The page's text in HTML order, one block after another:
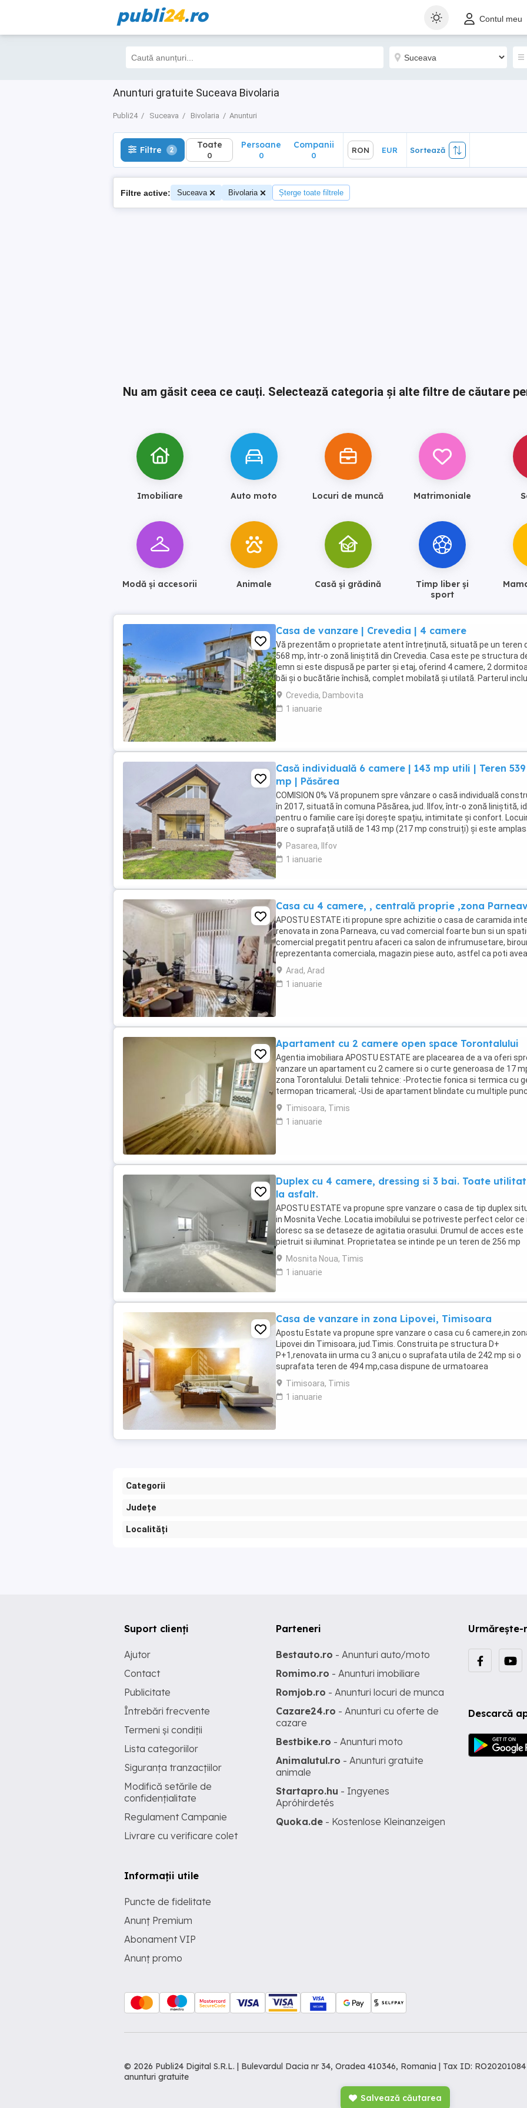
publi24.ro Contul meu
Anunturi gratuite Suceava Bivolaria
Publi24 Suceava Bivolaria Anunturi
Filtre 2 Toate
0
Sortează
Filtre 2 Toate
0
Persoane
0
Companii
0
RON EUR Sortează
Filtre active: Suceava Bivolaria Șterge toate filtrele
Nu am găsit ceea ce cauți. Selectează categoria și alte filtre de căutare
Imobiliare Auto moto Locuri de muncă Matrimoniale
Modă și accesorii Animale Casă și grădină
Timp liber și
sport
Casa de vanzare | Crevedia | 4 camere
Vă prezentăm o proprietate atent întreținută, situată pe un teren
568 mp, într-o zonă liniștită din Crevedia. Casa este pe structura
lemn si este dispusă pe parter și etaj, oferind 4 camere, 2
băi și o bucătărie închisă, complet mobilată și utilată. Parterul
livingul spațios, ...
Crevedia, Dambovita
1 ianuarie
Casă individuală 6 camere | 143 mp utili | Teren 539
mp | Păsărea
COMISION 0% Vă propunem spre vânzare o casă individuală
în 2017, situată în comuna Păsărea, jud. Ilfov, într-o zonă liniștită,
pentru o familie care își dorește spațiu, intimitate și confort.
are o suprafață utilă de 143 mp (217 mp construiți) și este
pe un teren ...
Pasarea, Ilfov
1 ianuarie
Casa cu 4 camere, , centrală proprie ,zona
APOSTU ESTATE iti propune spre achizitie o casa de caramida
renovata in zona Parneava, cu vad comercial foarte bun si un
comercial pregatit pentru afaceri ca salon de infrumusetare,
reprezentanta comerciala, magazin piese auto, astfel ca poti avea
atat o lucuinta cat si o afacere ...
Arad, Arad
1 ianuarie
Apartament cu 2 camere open space Torontalului
Agentia imobiliara APOSTU ESTATE are placearea de a va oferi
vanzare un apartament cu 2 camere si o curte generoasa de 17
zona Torontalului. Detalii tehnice: -Protectie fonica si termica cu
termopan tricameral; -Usi de apartament blindate cu multiple
de închidere; -Peretii exteriori ...
Timisoara, Timis
1 ianuarie
Duplex cu 4 camere, dressing si 3 bai. Toate
la asfalt.
APOSTU ESTATE va propune spre vanzare o casa de tip duplex
in Mosnita Veche. Locatia imobilului se potriveste perfect celor ce
doresc sa se detaseze de agitatia orasului. Drumul de acces este
pietruit si iluminat. Proprietatea se intinde pe un teren de 256 mp
imprejmuit cu gard de beton. Imobilul ...
Mosnita Noua, Timis
1 ianuarie
Casa de vanzare in zona Lipovei, Timisoara
Apostu Estate va propune spre vanzare o casa cu 6 camere,in
Lipovei din Timisoara, jud.Timis. Construita pe structura D+
P+1,renovata iin urma cu 3 ani,cu o suprafata utila de 242 mp si o
suprafata teren de 494 mp,casa dispune de urmatoarea
compartimentare: Demisol: -camera tehnica Parter: -curte ...
Timisoara, Timis
1 ianuarie
Categorii
Județe
Localități
Salvează căutarea
Urmărește-
Descarcă
Suport clienți
Ajutor
Contact
Publicitate
Întrebări frecvente
Termeni și condiții
Lista categoriilor
Siguranța tranzacțiilor
Modifică setările de
confidențialitate
Regulament Campanie
Livrare cu verificare colet
Informații utile
Puncte de fidelitate
Anunț Premium
Abonament VIP
Anunț promo
Parteneri
Bestauto.ro - Anunturi auto/moto
Romimo.ro - Anunturi imobiliare
Romjob.ro - Anunturi locuri de munca
Cazare24.ro - Anunturi cu oferte de
cazare
Bestbike.ro - Anunturi moto
Animalutul.ro - Anunturi gratuite
animale
Startapro.hu - Ingyenes
Apróhirdetés
Quoka.de - Kostenlose Kleinanzeigen
© 2026 Publi24 Digital S.R.L. | Bulevardul Dacia nr 34, Oradea 410346, Romania | Tax ID:
anunturi gratuite